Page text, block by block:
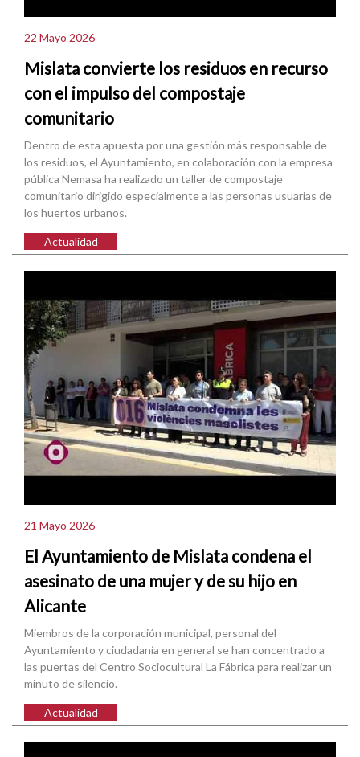
22 Mayo 2026
Mislata convierte los residuos en recurso
con el impulso del compostaje
comunitario
Dentro de esta apuesta por una gestión más responsable de
los residuos, el Ayuntamiento, en colaboración con la empresa
pública Nemasa ha realizado un taller de compostaje
comunitario dirigido especialmente a las personas usuarias de
los huertos urbanos.
Actualidad
21 Mayo 2026
El Ayuntamiento de Mislata condena el
asesinato de una mujer y de su hijo en
Alicante
Miembros de la corporación municipal, personal del
Ayuntamiento y ciudadanía en general se han concentrado a
las puertas del Centro Sociocultural La Fábrica para realizar un
minuto de silencio.
Actualidad